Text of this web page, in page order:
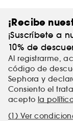
¡Recibe
¡Suscríbete a
10% de
Al registrarme,
código de
Sephora y
Consiento el
acepto la
(1) Ver